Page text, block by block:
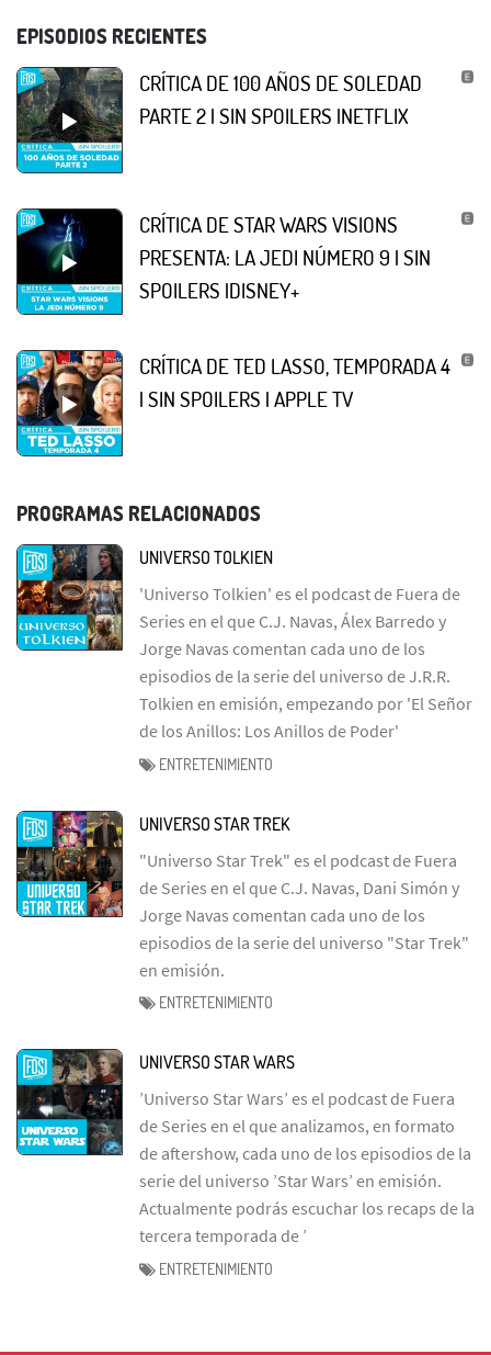
EPISODIOS RECIENTES
CRÍTICA DE 100 AÑOS DE SOLEDAD
PARTE 2 | SIN SPOILERS |NETFLIX
CRÍTICA DE STAR WARS VISIONS
PRESENTA: LA JEDI NÚMERO 9 | SIN
SPOILERS |DISNEY+
CRÍTICA DE TED LASSO, TEMPORADA 4
| SIN SPOILERS | APPLE TV
PROGRAMAS RELACIONADOS
UNIVERSO TOLKIEN
'Universo Tolkien' es el podcast de Fuera de
Series en el que C.J. Navas, Álex Barredo y
Jorge Navas comentan cada uno de los
episodios de la serie del universo de J.R.R.
Tolkien en emisión, empezando por 'El Señor
de los Anillos: Los Anillos de Poder'
ENTRETENIMIENTO
UNIVERSO STAR TREK
"Universo Star Trek" es el podcast de Fuera
de Series en el que C.J. Navas, Dani Simón y
Jorge Navas comentan cada uno de los
episodios de la serie del universo "Star Trek"
en emisión.
ENTRETENIMIENTO
UNIVERSO STAR WARS
’Universo Star Wars’ es el podcast de Fuera
de Series en el que analizamos, en formato
de aftershow, cada uno de los episodios de la
serie del universo ’Star Wars’ en emisión.
Actualmente podrás escuchar los recaps de la
tercera temporada de ’
ENTRETENIMIENTO